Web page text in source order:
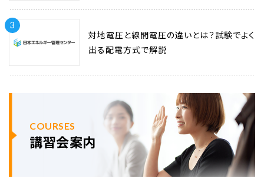
3
対地電圧と線間電圧の違いとは？試験でよく
出る配電方式で解説
COURSES
講習会案内